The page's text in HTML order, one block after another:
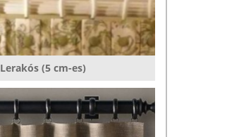
Lerakós (5 cm-es)